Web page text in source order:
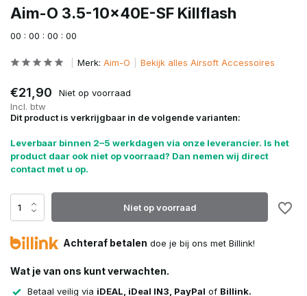
Aim-O 3.5-10x40E-SF Killflash
00 : 00 : 00 : 00
Merk: Aim-O Bekijk alles Airsoft Accessoires
€21,90
Niet op voorraad
Incl. btw
Dit product is verkrijgbaar in de volgende varianten:
Leverbaar binnen 2–5 werkdagen via onze leverancier. Is het
product daar ook niet op voorraad? Dan nemen wij direct
contact met u op.
Niet op voorraad
Achteraf betalen doe je bij ons met Billink!
Wat je van ons kunt verwachten.
Betaal veilig via iDEAL, iDeal IN3, PayPal of Billink.